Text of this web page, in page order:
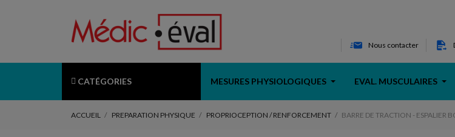
Nous contacter
CATÉGORIES MESURES PHYSIOLOGIQUES EVAL. MUSCULAIRES
ACCUEIL PREPARATION PHYSIQUE PROPRIOCEPTION / RENFORCEMENT BARRE DE TRACTION - ESPALIER